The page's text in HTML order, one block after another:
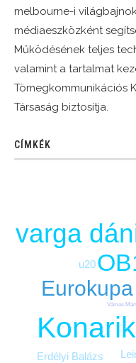
melbourne-i
médiaeszközként
Működésének teljes
valamint a tartalmat
Tömegkommunikációs
Társaság biztosítja.
CÍMKÉK
varga
Eurokupa
Erdélyi Balázs
u20
Vámos